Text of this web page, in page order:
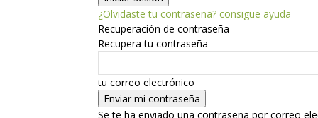
¿Olvidaste tu contraseña? consigue ayuda
Recuperación de contraseña
Recupera tu contraseña
tu correo electrónico
Se te ha enviado una contraseña por correo